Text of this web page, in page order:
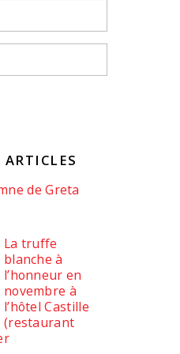
de Greta
La truffe
blanche à
l’honneur en
novembre à
l’hôtel Castille
(restaurant